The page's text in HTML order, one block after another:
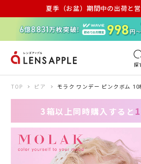
夏季（お盆）期間中の出荷と
探
アキュビュー メダリスト
TOP ピア モラク ワンデー ピンクボム 10
3箱以上同時購入すると